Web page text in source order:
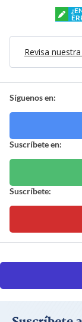
Revisa
Síguenos en:
Suscríbete en:
Suscríbete: